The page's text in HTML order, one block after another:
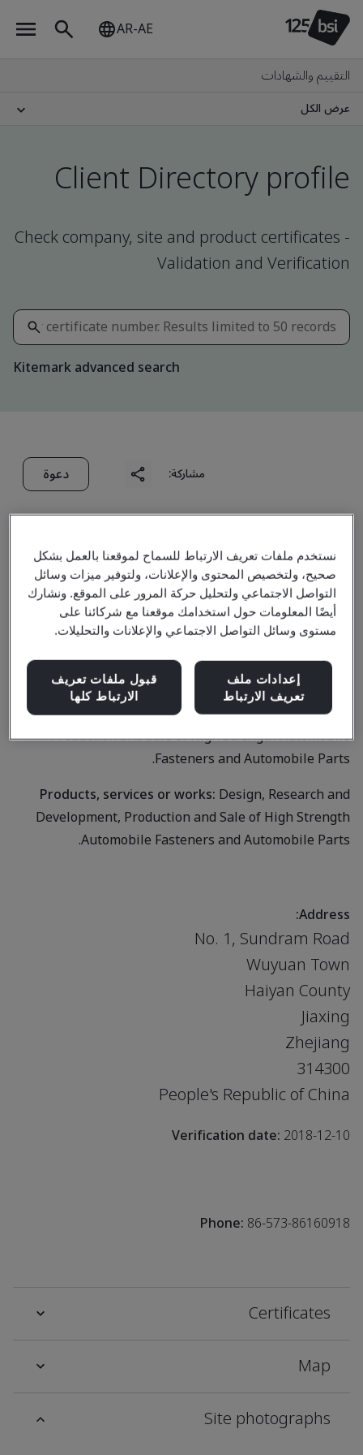
AR-AE
التقييم والشهادات
عرض الكل
Client Directory profile
Check company, site and product certificates -
Validation and Verification
Kitemark advanced search
مشاركة: دعوة
Sundram Fasteners
(Zhejiang) Limited
Business scope:Design, Research and Development,
Production and Sale of High Strength Automobile
Fasteners and Automobile Parts.
Products, services or works:Design, Research and
Development, Production and Sale of High Strength
Automobile Fasteners and Automobile Parts.
Address:
No. 1, Sundram Road
Wuyuan Town
Haiyan County
Jiaxing
Zhejiang
314300
People's Republic of China
Verification date:2018-12-10
Phone:86-573-86160918
Certificates
Map
Site photographs
نستخدم ملفات تعريف الارتباط للسماح لموقعنا بالعمل بشكل
صحيح، ولتخصيص المحتوى والإعلانات، ولتوفير ميزات وسائل
التواصل الاجتماعي ولتحليل حركة المرور على الموقع. ونشارك
أيضًا المعلومات حول استخدامك موقعنا مع شركائنا على
مستوى وسائل التواصل الاجتماعي والإعلانات والتحليلات.
إعدادات ملف
تعريف الارتباط
قبول ملفات تعريف
الارتباط كلها